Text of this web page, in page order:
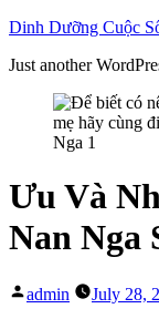
Skip
content
Dinh Dưỡng Cuộc
Just another
Ưu Và
Nan Nga
Posted
admin July 28,